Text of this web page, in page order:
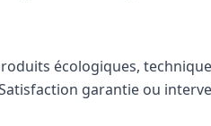
écologiques,
garantie ou